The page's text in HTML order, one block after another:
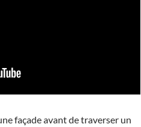
façade avant de traverser un